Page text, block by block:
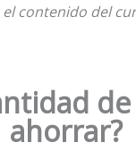
contenido del
ahorrar?